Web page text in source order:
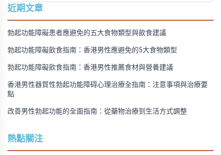
購買方法，並提供真實用戶經驗分享。
近期文章
勃起功能障礙患者應避免的五大食物類型與飲食建議
勃起功能障礙飲食指南：香港男性應避免的5大食物類型
勃起功能障礙飲食指南：香港男性推薦食材與營養建議
香港男性器質性勃起功能障碍心理治療全指南：注意事項與治療要
點
改善男性勃起功能的全面指南：從藥物治療到生活方式調整
熱點關注